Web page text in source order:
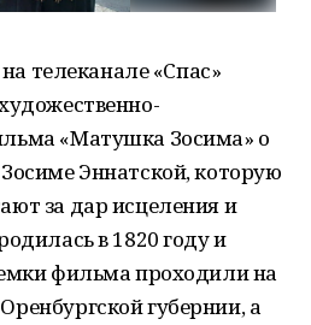
телеканале «Спас»
«Матушка Зосима» о
Эннатской, которую
за дар исцеления и
в 1820 году и
фильма проходили на
губернии, а